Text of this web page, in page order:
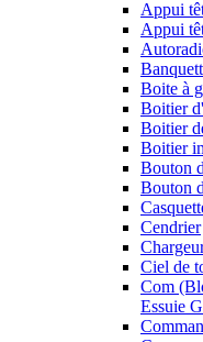
Appui
Appui
Boite à
Boitier
Boitier
Boitier
Bouton
Bouton
Cendrier
Ciel de
Com
Essuie